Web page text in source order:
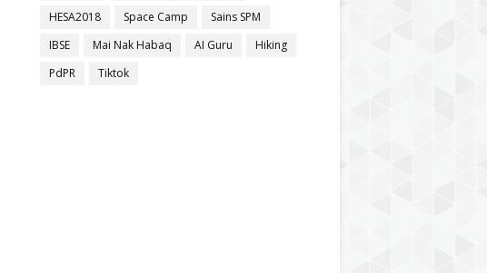
HESA2018
Space Camp
Sains SPM
IBSE
Mai Nak Habaq AI Guru
Hiking
PdPR
Tiktok